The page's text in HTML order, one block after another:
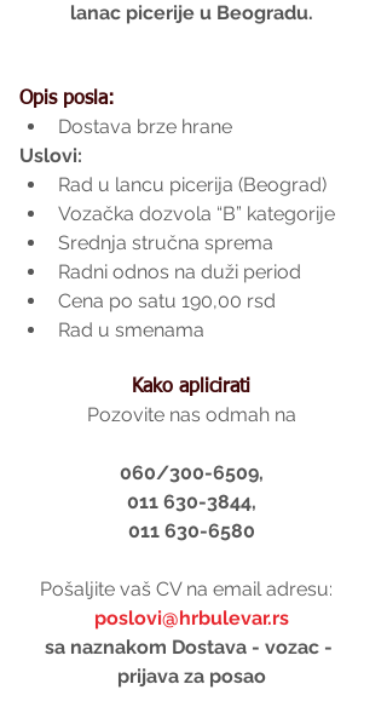
lanac picerije u Beogradu.
Opis posla:
Dostava brze hrane
Uslovi:
Rad u lancu picerija (Beograd)
Vozačka dozvola “B” kategorije
Srednja stručna sprema
Radni odnos na duži period
Cena po satu 190,00 rsd
Rad u smenama
Kako aplicirati
Pozovite nas odmah na
060/300-6509,
011 630-3844,
011 630-6580
Pošaljite vaš CV na email adresu: ​
poslovi@hrbulevar.rs
sa naznakom Dostava - vozac -
prijava za posao